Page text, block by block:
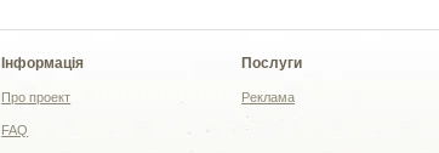
Інформація
Про проект
FAQ
Послуги
Реклама